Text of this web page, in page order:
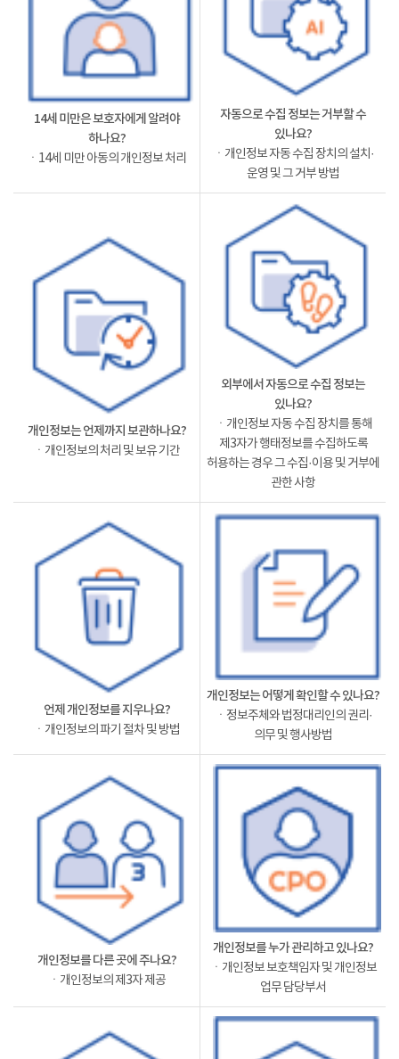
14세 미만은 보호자에게 알려야
하나요?
ㆍ14세 미만 아동의 개인정보 처리
자동으로 수집 정보는 거부할 수
있나요?
ㆍ개인정보 자동 수집 장치의 설치·
운영 및 그 거부 방법
개인정보는 언제까지 보관하나요?
ㆍ개인정보의 처리 및 보유 기간
외부에서 자동으로 수집 정보는
있나요?
ㆍ개인정보 자동 수집 장치를 통해
제3자가 행태정보를 수집하도록
허용하는 경우 그 수집·이용 및 거부에
관한 사항
언제 개인정보를 지우나요?
ㆍ개인정보의 파기 절차 및 방법
개인정보는 어떻게 확인할 수 있나요?
ㆍ정보주체와 법정대리인의 권리·
의무 및 행사방법
개인정보를 다른 곳에 주나요?
ㆍ개인정보의 제3자 제공
개인정보를 누가 관리하고 있나요?
ㆍ개인정보 보호책임자 및 개인정보
업무 담당부서